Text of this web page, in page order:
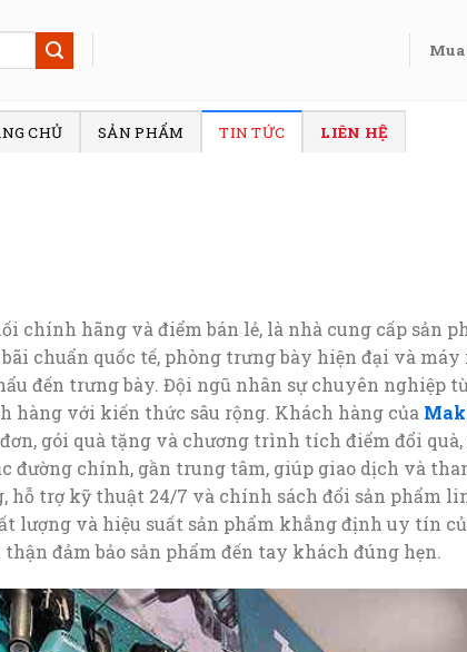
Mua
CHỦ SẢN PHẨM TIN TỨC LIÊN HỆ
chính hãng và điểm bán lẻ, là nhà cung cấp sản
chuẩn quốc tế, phòng trưng bày hiện đại và
đến trưng bày. Đội ngũ nhân sự chuyên nghiệp
với kiến thức sâu rộng. Khách hàng của
gói quà tặng và chương trình tích điểm đổi
chính, gần trung tâm, giúp giao dịch và
hỗ trợ kỹ thuật 24/7 và chính sách đổi sản phẩm
lượng và hiệu suất sản phẩm khẳng định uy tín
đảm bảo sản phẩm đến tay khách đúng hẹn.